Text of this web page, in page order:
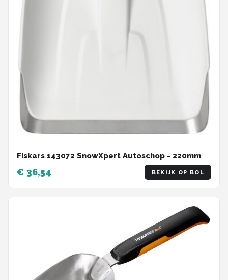
Fiskars 143072 SnowXpert Autoschop - 220mm
€ 36,54 BEKIJK OP BOL